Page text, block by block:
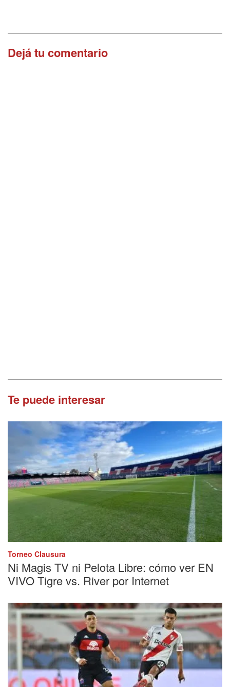
Dejá tu comentario
Te puede interesar
Torneo Clausura
Ni Magis TV ni Pelota Libre: cómo ver EN
VIVO Tigre vs. River por Internet